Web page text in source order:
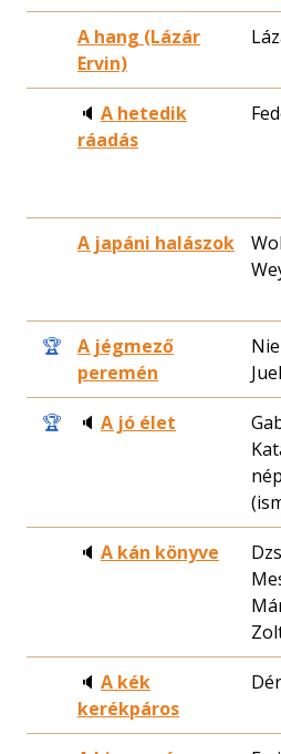
A hang (Lázár
Ervin)
🔈 A hetedik
ráadás
A japáni halászok
🏆
A jégmező
peremén
🏆 🔈 A jó élet
🔈 A kán könyve
🔈 A kék
kerékpáros